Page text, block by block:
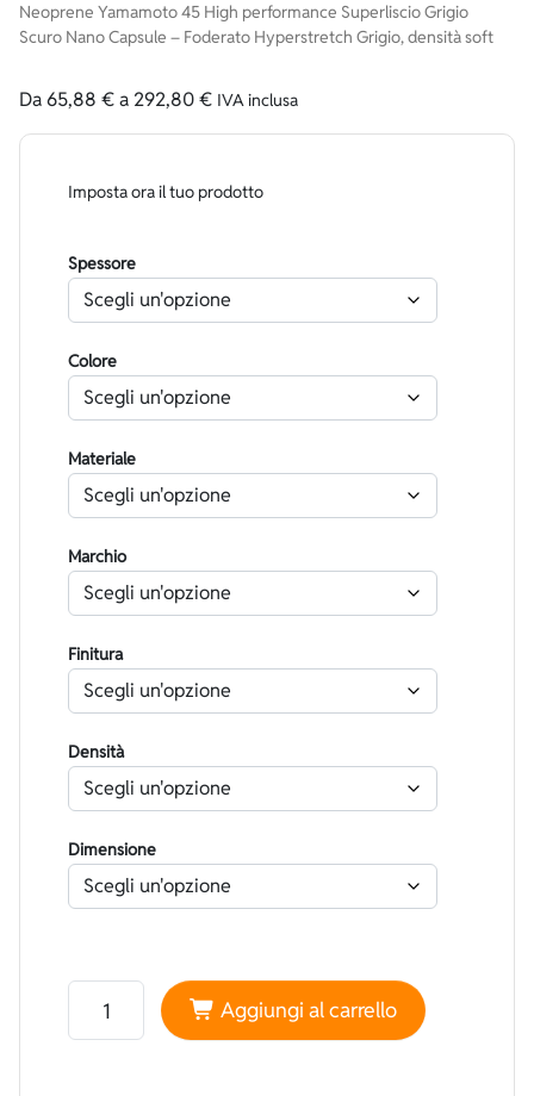
Neoprene Yamamoto 45 High performance Superliscio Grigio
Scuro Nano Capsule – Foderato Hyperstretch Grigio, densità soft
Da65,88€a 292,80€ IVA inclusa
Imposta ora il tuo prodotto
Spessore
Colore
Materiale
Marchio
Finitura
Densità
Dimensione
Neoprene Yamamoto 45 High performance
Aggiungi al carrello